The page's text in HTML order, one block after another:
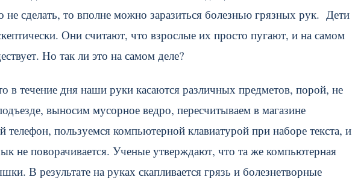
не сделать, то вполне можно заразиться болезнью грязных рук. Дети
Они считают, что взрослые их просто пугают, и на самом
Но так ли это на самом деле?
в течение дня наши руки касаются различных предметов, порой, не
выносим мусорное ведро, пересчитываем в магазине
пользуемся компьютерной клавиатурой при наборе текста, и
не поворачивается. Ученые утверждают, что та же компьютерная
В результате на руках скапливается грязь и болезнетворные